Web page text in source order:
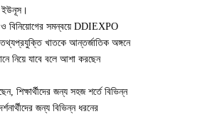
ইউনূস।
বিনিয়োগের সমন্বয়ে DDIEXPO
তথ্যপ্রযুক্তি খাতকে আন্তর্জাতিক অঙ্গনে
নিয়ে যাবে বলে আশা করছেন
শিক্ষার্থীদের জন্য সহজ শর্তে বিভিন্ন
জন্য বিভিন্ন ধরনের